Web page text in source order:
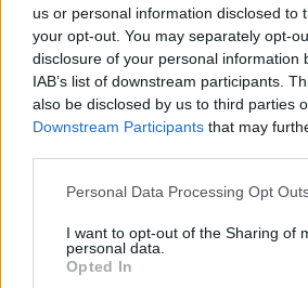
us or personal information disclosed to
your opt-out. You may separately opt-
disclosure of your personal information
IAB’s list of downstream participants.
also be disclosed by us to third parties
Downstream Participants that may
Please note that this website/app uses
not limited to your visit or usage
grant or deny consent to Google and its
use your data for below specified
Personal Data Processing Opt
I want to opt-out of the Sharing of
personal data.
Opted In
dontals
17 éve
@Az Építész
Egyetértek mindennel, amit írtál!
avogadro00